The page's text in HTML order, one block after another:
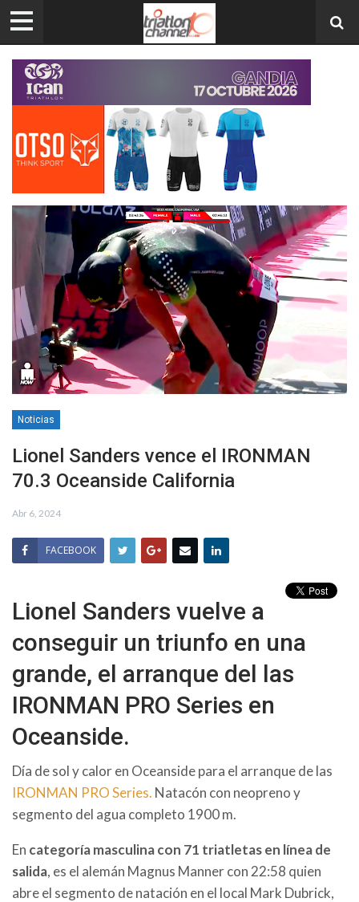
Noticias
Lionel Sanders vence el IRONMAN
70.3 Oceanside California
Abr 6, 2024
FACEBOOK
Lionel Sanders vuelve a
conseguir un triunfo en una
grande, el arranque del las
IRONMAN PRO Series en
Oceanside.
Día de sol y calor en Oceanside para el arranque de las
IRONMAN PRO Series. Natacón con neopreno y
segmento del agua completo 1900 m.
En categoría masculina con 71 triatletas en línea de
salida, es el alemán Magnus Manner con 22:58 quien
abre el segmento de natación en el local Mark Dubrick,